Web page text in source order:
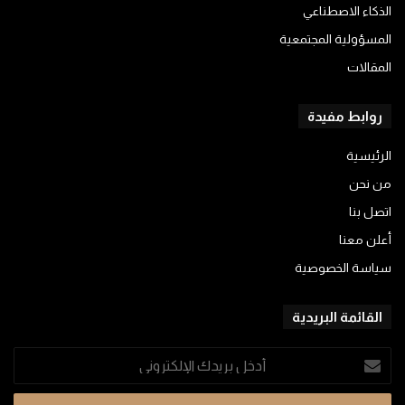
الذكاء الاصطناعي
المسؤولية المجتمعية
المقالات
روابط مفيدة
الرئيسية
من نحن
اتصل بنا
أعلن معنا
سياسة الخصوصية
القائمة البريدية
أدخل
بريدك
الإلكتروني